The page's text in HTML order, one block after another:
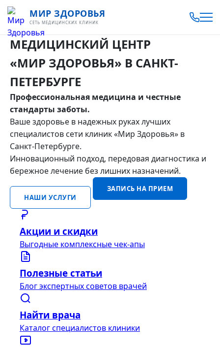
МИР ЗДОРОВЬЯ
СЕТЬ МЕДИЦИНСКИХ КЛИНИК
МЕДИЦИНСКИЙ ЦЕНТР
«МИР ЗДОРОВЬЯ» В САНКТ-
ПЕТЕРБУРГЕ
Профессиональная медицина и честные
стандарты заботы.
Ваше здоровье в надежных руках лучших
специалистов сети клиник «Мир Здоровья» в
Санкт-Петербурге.
Инновационный подход, передовая диагностика и
бережное лечение без лишних назначений.
НАШИ УСЛУГИ
ЗАПИСЬ НА ПРИЕМ
Акции и скидки
Выгодные комплексные чек-апы
Полезные статьи
Блог экспертных советов врачей
Найти врача
Каталог специалистов клиники